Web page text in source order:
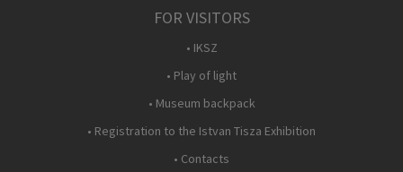
FOR VISITORS
• IKSZ
• Play of light
• Museum backpack
• Registration to the Istvan Tisza Exhibition
• Contacts